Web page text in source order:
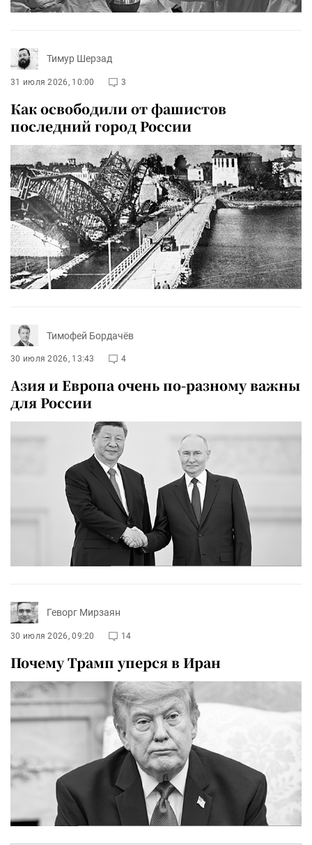
Тимур Шерзад
31 июля 2026, 10:00 3
Как освободили от фашистов
последний город России
Тимофей Бордачёв
30 июля 2026, 13:43 4
Азия и Европа очень по-разному важны
для России
Геворг Мирзаян
30 июля 2026, 09:20 14
Почему Трамп уперся в Иран